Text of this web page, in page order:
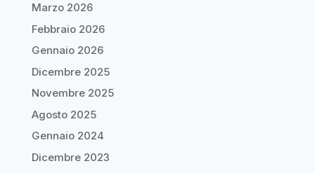
Marzo 2026
Febbraio 2026
Gennaio 2026
Dicembre 2025
Novembre 2025
Agosto 2025
Gennaio 2024
Dicembre 2023